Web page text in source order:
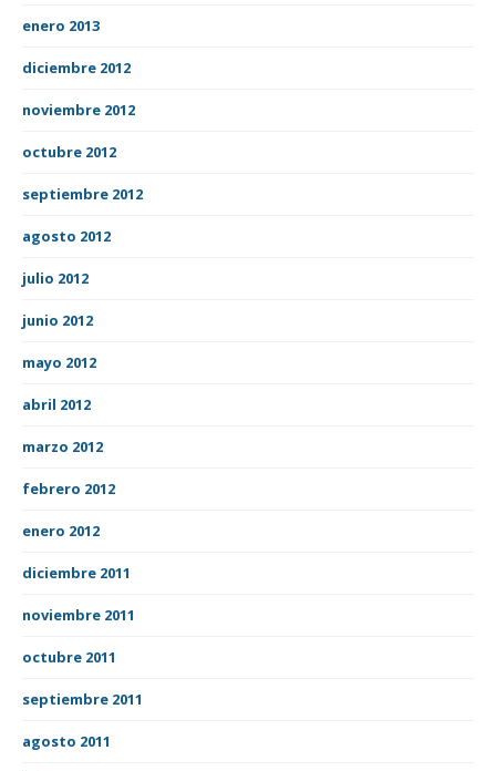
enero 2013
diciembre 2012
noviembre 2012
octubre 2012
septiembre 2012
agosto 2012
julio 2012
junio 2012
mayo 2012
abril 2012
marzo 2012
febrero 2012
enero 2012
diciembre 2011
noviembre 2011
octubre 2011
septiembre 2011
agosto 2011